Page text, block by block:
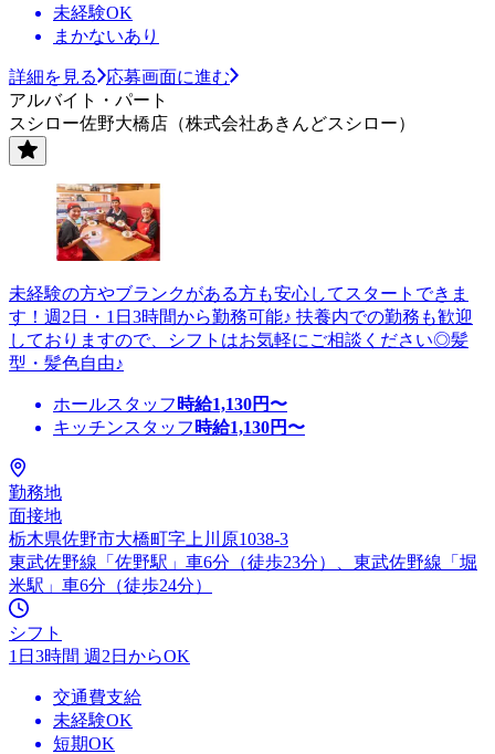
未経験OK
まかないあり
詳細を見る
応募画面に進む
アルバイト・パート
スシロー佐野大橋店（株式会社あきんどスシロー）
未経験の方やブランクがある方も安心してスタートできま
す！週2日・1日3時間から勤務可能♪ 扶養内での勤務も歓迎
しておりますので、シフトはお気軽にご相談ください◎髪
型・髪色自由♪
ホールスタッフ 時給1,130円〜
キッチンスタッフ 時給1,130円〜
勤務地
面接地
栃木県佐野市大橋町字上川原1038-3
東武佐野線「佐野駅」車6分（徒歩23分）、東武佐野線「堀
米駅」車6分（徒歩24分）
シフト
1日3時間 週2日からOK
交通費支給
未経験OK
短期OK